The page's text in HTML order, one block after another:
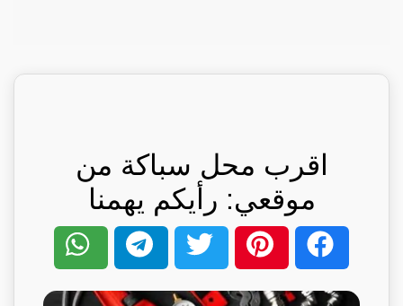
اقرب محل سباكة من
موقعي: رأيكم يهمنا